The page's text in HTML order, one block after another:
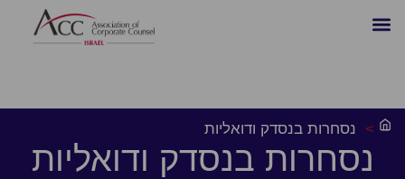
> נסחרות בנסדק ודואליות
נסחרות בנסדק ודואליות